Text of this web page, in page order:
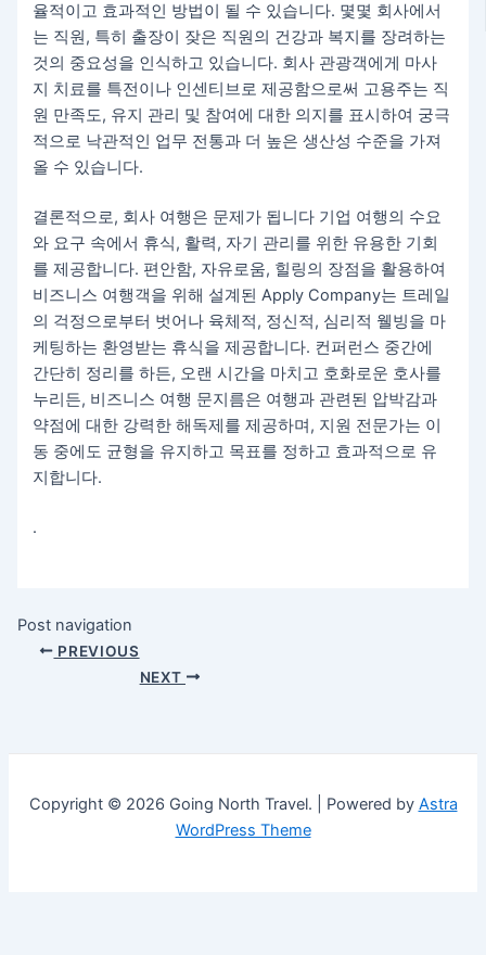
율적이고 효과적인 방법이 될 수 있습니다. 몇몇 회사에서
는 직원, 특히 출장이 잦은 직원의 건강과 복지를 장려하는
것의 중요성을 인식하고 있습니다. 회사 관광객에게 마사
지 치료를 특전이나 인센티브로 제공함으로써 고용주는 직
원 만족도, 유지 관리 및 참여에 대한 의지를 표시하여 궁극
적으로 낙관적인 업무 전통과 더 높은 생산성 수준을 가져
올 수 있습니다.
결론적으로, 회사 여행은 문제가 됩니다 기업 여행의 수요
와 요구 속에서 휴식, 활력, 자기 관리를 위한 유용한 기회
를 제공합니다. 편안함, 자유로움, 힐링의 장점을 활용하여
비즈니스 여행객을 위해 설계된 Apply Company는 트레일
의 걱정으로부터 벗어나 육체적, 정신적, 심리적 웰빙을 마
케팅하는 환영받는 휴식을 제공합니다. 컨퍼런스 중간에
간단히 정리를 하든, 오랜 시간을 마치고 호화로운 호사를
누리든, 비즈니스 여행 문지름은 여행과 관련된 압박감과
약점에 대한 강력한 해독제를 제공하며, 지원 전문가는 이
동 중에도 균형을 유지하고 목표를 정하고 효과적으로 유
지합니다.
.
Post navigation
PREVIOUS
NEXT
Copyright © 2026 Going North Travel. | Powered by Astra
WordPress Theme